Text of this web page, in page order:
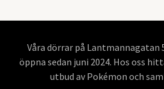
Våra dörrar på Lantmannagatan
öppna sedan juni 2024. Hos oss
utbud av Pokémon och